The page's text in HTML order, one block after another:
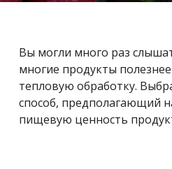
Вы могли много раз
многие продукты
тепловую обработку.
способ, предполагающий
пищевую ценность